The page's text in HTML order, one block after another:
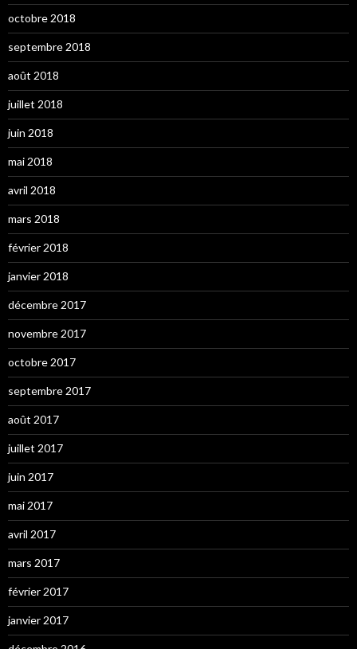
octobre 2018
septembre 2018
août 2018
juillet 2018
juin 2018
mai 2018
avril 2018
mars 2018
février 2018
janvier 2018
décembre 2017
novembre 2017
octobre 2017
septembre 2017
août 2017
juillet 2017
juin 2017
mai 2017
avril 2017
mars 2017
février 2017
janvier 2017